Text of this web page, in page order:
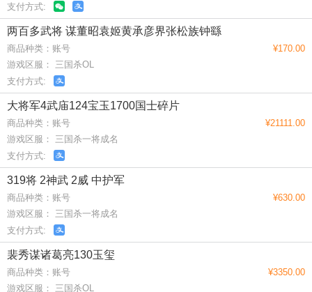
支付方式:
两百多武将 谋董昭袁姬黄承彦界张松族钟繇
商品种类：账号
游戏区服： 三国杀OL
支付方式:
¥170.00
大将军4武庙124宝玉1700国士碎片
商品种类：账号
游戏区服： 三国杀一将成名
支付方式:
¥21111.00
319将 2神武 2威 中护军
商品种类：账号
游戏区服： 三国杀一将成名
支付方式:
¥630.00
裴秀谋诸葛亮130玉玺
商品种类：账号
游戏区服： 三国杀OL
¥3350.00